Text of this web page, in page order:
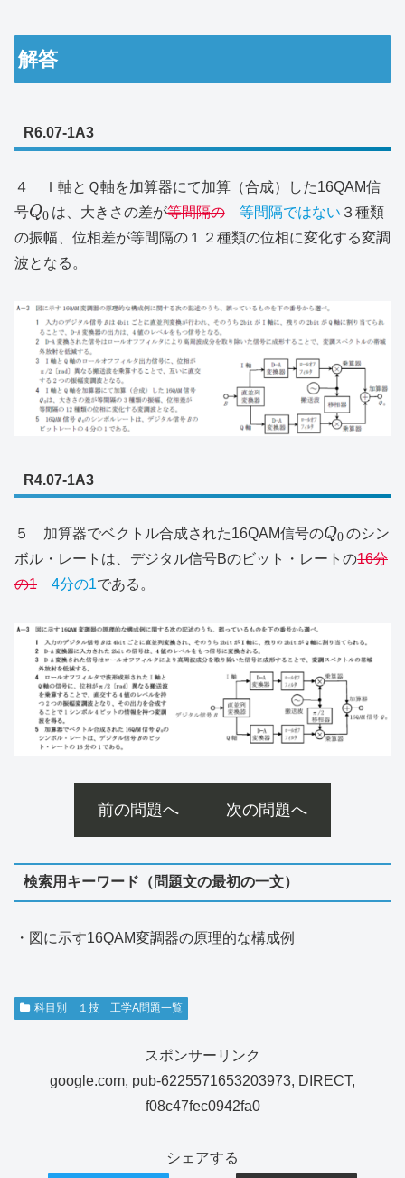
解答
R6.07-1A3
４ Ｉ軸とＱ軸を加算器にて加算（合成）した16QAM信
号Q0 は、大きさの差が等間隔の 等間隔ではない ３種類
の振幅、位相差が等間隔の１２種類の位相に変化する変調
波となる。
R4.07-1A3
５ 加算器でベクトル合成された16QAM信号のQ0のシン
ボル・レートは、デジタル信号Bのビット・レートの16分
の1
4分の1である。
前の問題へ 次の問題へ
検索用キーワード（問題文の最初の一文）
・図に示す16QAM変調器の原理的な構成例
科目別 １技 工学A問題一覧
スポンサーリンク
google.com, pub-6225571653203973, DIRECT,
f08c47fec0942fa0
シェアする